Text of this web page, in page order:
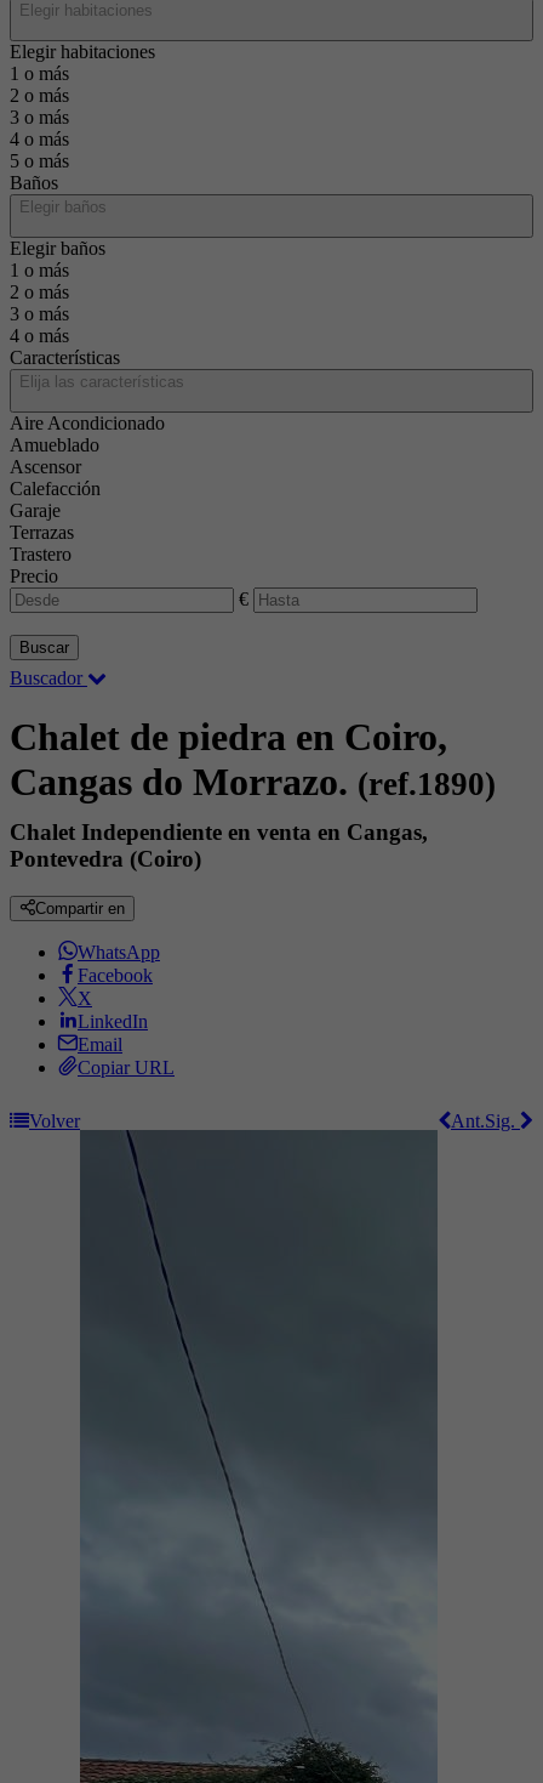
Elegir habitaciones
Elegir habitaciones
1 o más
2 o más
3 o más
4 o más
5 o más
Baños
Elegir baños
Elegir baños
1 o más
2 o más
3 o más
4 o más
Características
Elija las características
Aire Acondicionado
Amueblado
Ascensor
Calefacción
Garaje
Terrazas
Trastero
Precio
€
Buscar
Buscador
Chalet de piedra en Coiro,
Cangas do Morrazo. (ref.1890)
Chalet Independiente en venta en Cangas,
Pontevedra (Coiro)
Compartir en
WhatsApp
Facebook
X
LinkedIn
Email
Copiar URL
Volver Sig.
Ant.